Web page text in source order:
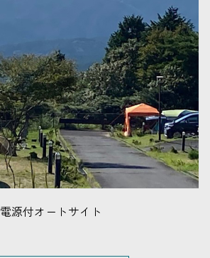
電源付オートサイト